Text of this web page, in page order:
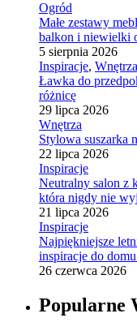
Ogród
Małe zestawy
balkon i niewielki
5 sierpnia 2026
Inspiracje, Wnętrza
Ławka do
różnicę
29 lipca 2026
Wnętrza
Stylowa suszarka
22 lipca 2026
Inspiracje
Neutralny salon z
która nigdy nie
21 lipca 2026
Inspiracje
Najpiękniejsze
inspiracje do
26 czerwca 2026
Popularne